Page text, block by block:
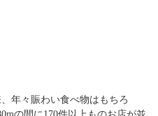
年々賑わい食べ物はもちろ